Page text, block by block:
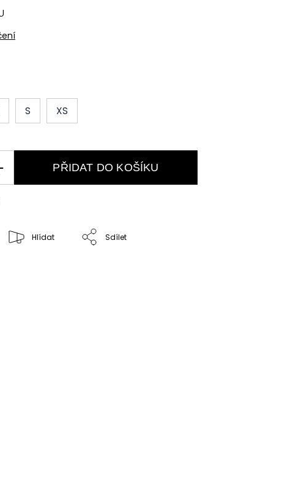
S XS
PŘIDAT DO KOŠÍKU
Hlídat Sdílet